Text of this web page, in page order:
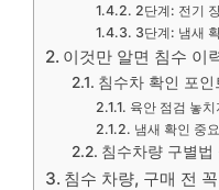
2단계: 전기
3단계: 냄새
이것만 알면 침수 이
침수차 확인 포인
육안 점검 놓
냄새 확인 중
침수차량 구별법
침수 차량, 구매 전